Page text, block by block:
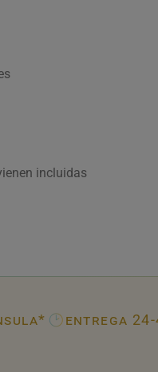
incluidas
entrega